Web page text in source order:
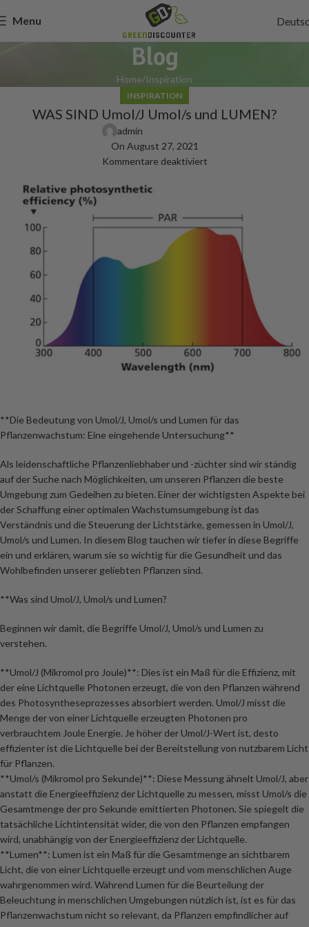
Menu
Blog
Home Inspiration
INSPIRATION
WAS SIND Umol/J Umol/s und LUMEN?
admin
On August 27, 2021
Kommentare deaktiviert
**Die Bedeutung von Umol/J, Umol/s und Lumen für das
Pflanzenwachstum: Eine eingehende Untersuchung**
Als leidenschaftliche Pflanzenliebhaber und -züchter sind wir ständig
auf der Suche nach Möglichkeiten, um unseren Pflanzen die beste
Umgebung zum Gedeihen zu bieten. Einer der wichtigsten Aspekte bei
der Schaffung einer optimalen Wachstumsumgebung ist das
Verständnis und die Steuerung der Lichtstärke, gemessen in Umol/J,
Umol/s und Lumen. In diesem Blog tauchen wir tiefer in diese Begriffe
ein und erklären, warum sie so wichtig für die Gesundheit und das
Wohlbefinden unserer geliebten Pflanzen sind.
**Was sind Umol/J, Umol/s und Lumen?
Beginnen wir damit, die Begriffe Umol/J, Umol/s und Lumen zu
verstehen.
**Umol/J (Mikromol pro Joule)**: Dies ist ein Maß für die Effizienz, mit
der eine Lichtquelle Photonen erzeugt, die von den Pflanzen während
des Photosyntheseprozesses absorbiert werden. Umol/J misst die
Menge der von einer Lichtquelle erzeugten Photonen pro
verbrauchtem Joule Energie. Je höher der Umol/J-Wert ist, desto
effizienter ist die Lichtquelle bei der Bereitstellung von nutzbarem Licht
für Pflanzen.
**Umol/s (Mikromol pro Sekunde)**: Diese Messung ähnelt Umol/J, aber
anstatt die Energieeffizienz der Lichtquelle zu messen, misst Umol/s die
Gesamtmenge der pro Sekunde emittierten Photonen. Sie spiegelt die
tatsächliche Lichtintensität wider, die von den Pflanzen empfangen
wird, unabhängig von der Energieeffizienz der Lichtquelle.
**Lumen**: Lumen ist ein Maß für die Gesamtmenge an sichtbarem
Licht, die von einer Lichtquelle erzeugt und vom menschlichen Auge
wahrgenommen wird. Während Lumen für die Beurteilung der
Beleuchtung in menschlichen Umgebungen nützlich ist, ist es für das
Pflanzenwachstum nicht so relevant, da Pflanzen empfindlicher auf